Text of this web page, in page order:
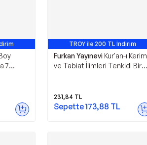
7
-
TROY ile 200 TL İndirim
Furkan Yayınevi Kur'an-ı Kerim
ve Tabiat İlimleri Tenkidi Bir
231,84 TL
Sepette173,88 TL